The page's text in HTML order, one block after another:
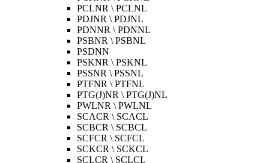
PCLNR \ PCLNL
PDJNR \ PDJNL
PDNNR \ PDNNL
PSBNR \ PSBNL
PSDNN
PSKNR \ PSKNL
PSSNR \ PSSNL
PTFNR \ PTFNL
PTG(J)NR \ PTG(J)NL
PWLNR \ PWLNL
SCACR \ SCACL
SCBCR \ SCBCL
SCFCR \ SCFCL
SCKCR \ SCKCL
SCLCR \ SCLCL